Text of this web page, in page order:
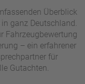
Überblick
ganz Deutschland.
Fahrzeugbewertung
– ein erfahrener
für
Gutachten.